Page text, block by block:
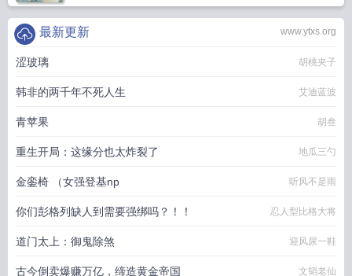
www.ytxs.org
最新更新
涩玻璃 胡桃夹子
韩非的两千年不死人生 艾迪蓝波
青苹果 胡叁
重生开局：这缘分也太炸裂了 地瓜三勺
金銮椅 （女强登基np 听风不是雨
你们彭格列缺人到需要强绑吗？！！ 忍人型比格大将
道门太上：御鬼除煞 迎风尿一鞋
古今倒卖爆赚万亿，缔造黄金帝国 文韬老仙